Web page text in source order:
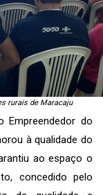
rurais de Maracaju
Empreendedor do
à qualidade do
ao espaço o
concedido pelo